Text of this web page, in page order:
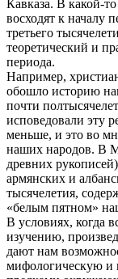
Кавказа. В какой-
восходят к началу
третьего
теоретический и
периода.
Например,
обошло историю
почти
исповедовали эту
меньше, и это во
наших народов. В
древних
армянских и
тысячелетия,
«белым пятном»
В условиях, когда
изучению,
дают нам
мифологическую и